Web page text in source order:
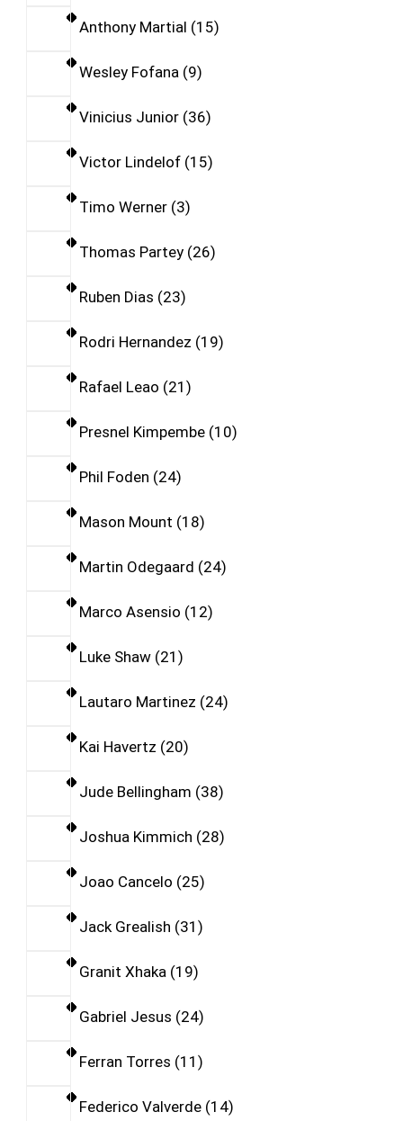
Anthony Martial 15
Wesley Fofana 9
Vinicius Junior 36
Victor Lindelof 15
Timo Werner 3
Thomas Partey 26
Ruben Dias 23
Rodri Hernandez 19
Rafael Leao 21
Presnel Kimpembe 10
Phil Foden 24
Mason Mount 18
Martin Odegaard 24
Marco Asensio 12
Luke Shaw 21
Lautaro Martinez 24
Kai Havertz 20
Jude Bellingham 38
Joshua Kimmich 28
Joao Cancelo 25
Jack Grealish 31
Granit Xhaka 19
Gabriel Jesus 24
Ferran Torres 11
Federico Valverde 14